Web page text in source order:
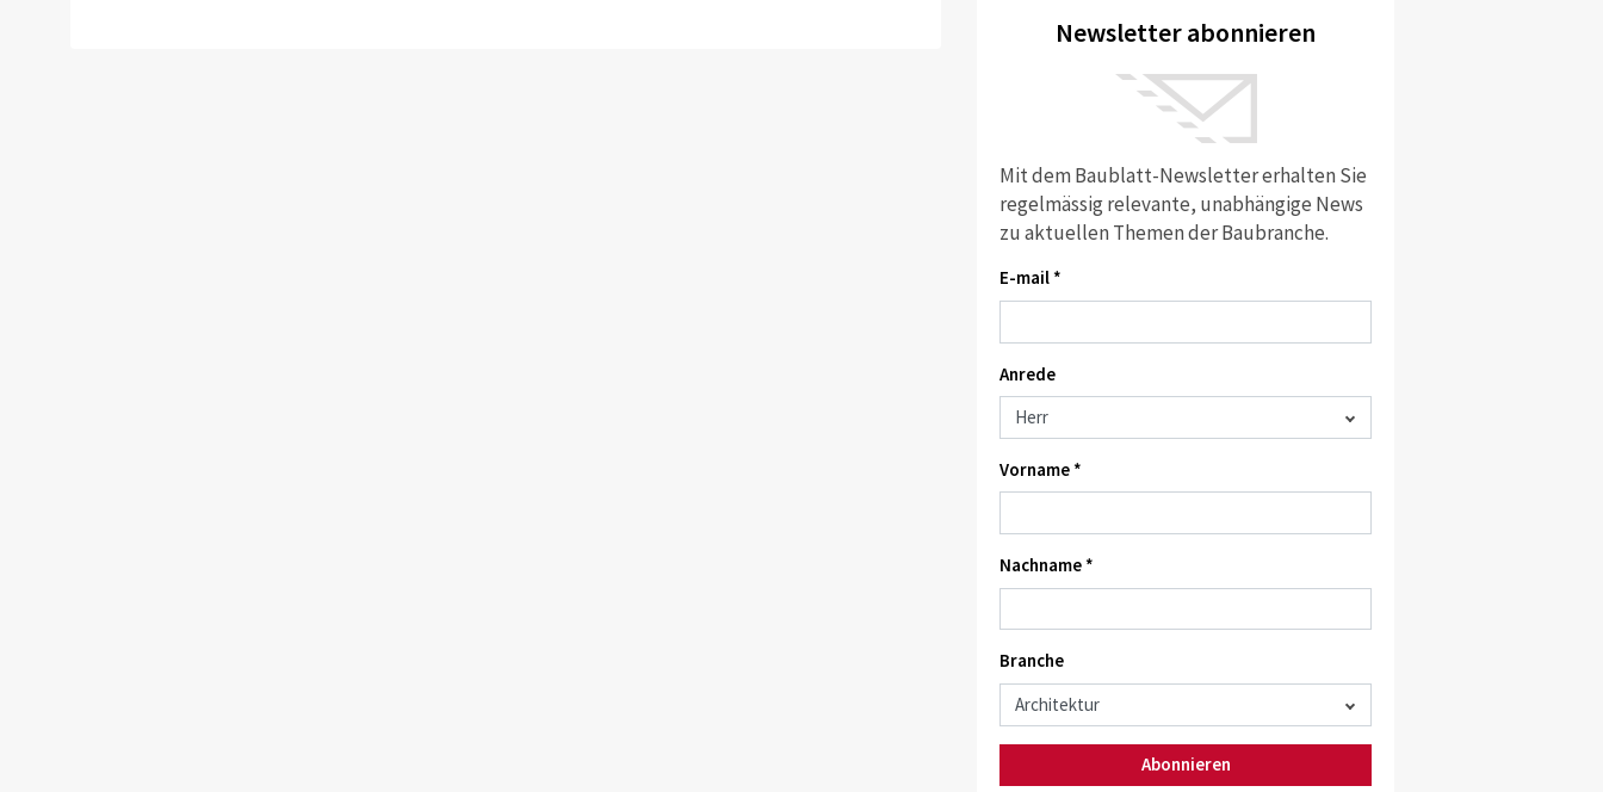
Newsletter abonnieren
Mit dem Baublatt-Newsletter erhalten Sie
regelmässig relevante, unabhängige News
zu aktuellen Themen der Baubranche.
E-mail *
Anrede
Vorname *
Nachname *
Branche
Abonnieren